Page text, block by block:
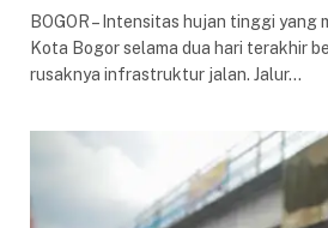
BOGOR – Intensitas hujan tinggi yang
Kota Bogor selama dua hari terakhir
rusaknya infrastruktur jalan. Jalur…